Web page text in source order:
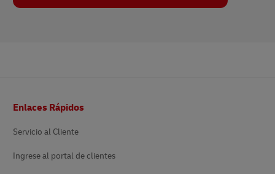
de
Enlaces Rápidos
Servicio al Cliente
Ingrese al portal de clientes